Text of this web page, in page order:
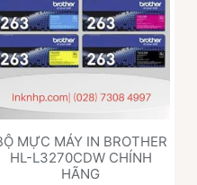
cho sản phẩm này.
MỰC MÁY IN BROTHER
HL-L3270CDW CHÍNH
HÃNG